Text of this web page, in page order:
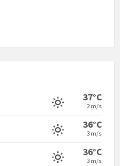
37°C
2 m/s
36°C
3 m/s
36°C
3 m/s